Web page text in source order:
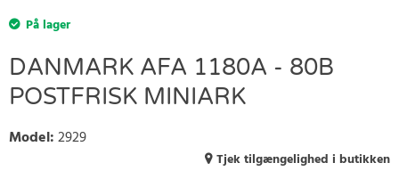
På lager
DANMARK AFA 1180A - 80B
POSTFRISK MINIARK
Model:2929
Tjek tilgængelighed i butikken